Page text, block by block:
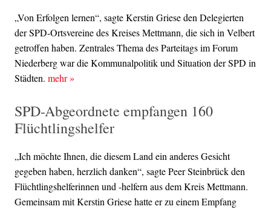
„Von Erfolgen lernen“, sagte Kerstin Griese den Delegierten
der SPD-Ortsvereine des Kreises Mettmann, die sich in Velbert
getroffen haben. Zentrales Thema des Parteitags im Forum
Niederberg war die Kommunalpolitik und Situation der SPD in
Städten. mehr»
SPD-Abgeordnete empfangen 160
Flüchtlingshelfer
„Ich möchte Ihnen, die diesem Land ein anderes Gesicht
gegeben haben, herzlich danken“, sagte Peer Steinbrück den
Flüchtlingshelferinnen und -helfern aus dem Kreis Mettmann.
Gemeinsam mit Kerstin Griese hatte er zu einem Empfang